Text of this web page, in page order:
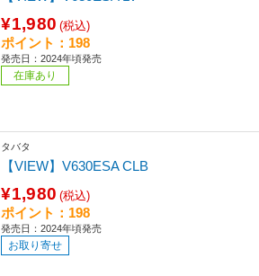
¥1,980 (税込)
ポイント：198
発売日：2024年頃発売
在庫あり
タバタ
【VIEW】V630ESA CLB
¥1,980 (税込)
ポイント：198
発売日：2024年頃発売
お取り寄せ